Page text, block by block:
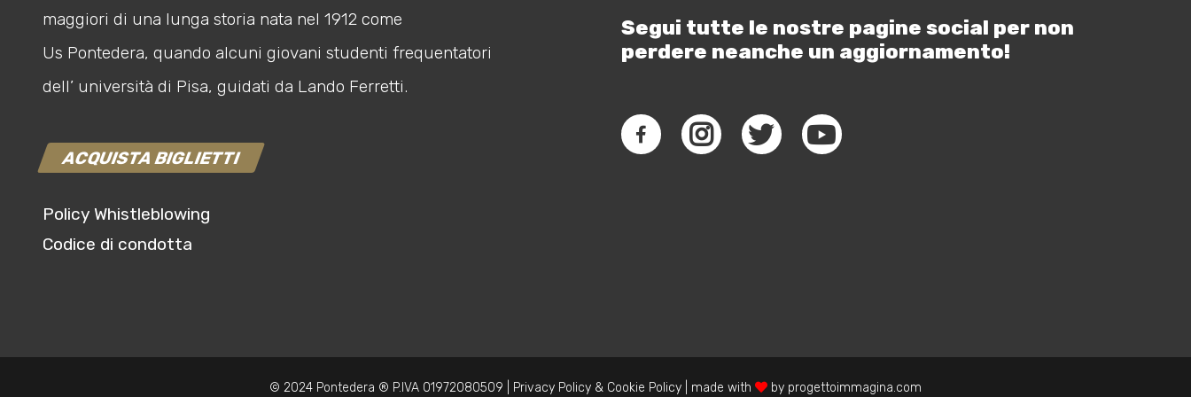
maggiori di una lunga storia nata nel 1912 come
Us Pontedera, quando alcuni giovani studenti frequentatori
dell’ università di Pisa, guidati da Lando Ferretti.
ACQUISTA BIGLIETTI
Policy Whistleblowing
Codice di condotta
Segui tutte le nostre pagine social per non
perdere neanche un aggiornamento!
© 2024 Pontedera ® P.IVA 01972080509 | Privacy Policy & Cookie Policy | made with by progettoimmagina.com